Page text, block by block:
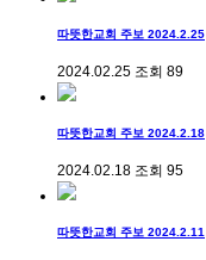
따뜻한교회 주보 2024.2.25
2024.02.25 조회 89
따뜻한교회 주보 2024.2.18
2024.02.18 조회 95
따뜻한교회 주보 2024.2.11